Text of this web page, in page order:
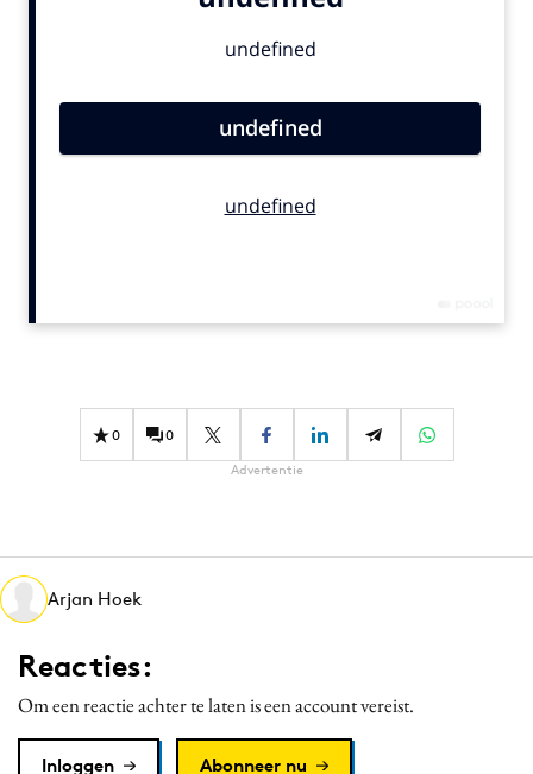
Gedragsverandering
Influencer marketing
Media
Merkstrategie
PR
Programmatic
Purpose Marketing
Reputatie & crisis
0 0
Advertentie
Arjan Hoek
Reacties:
Om een reactie achter te laten is een account vereist.
Inloggen Abonneer nu